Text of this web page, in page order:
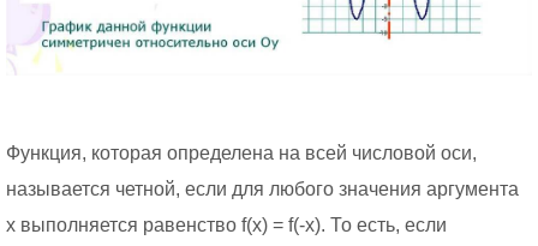
Функция, которая определена на всей числовой оси,
называется четной, если для любого значения аргумента
x выполняется равенство f(x) = f(-x). То есть, если